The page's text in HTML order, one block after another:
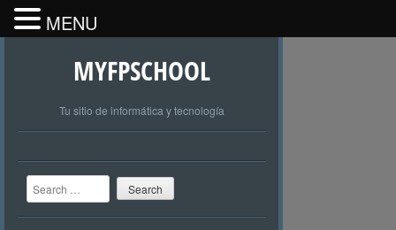
MYFPSCHOOL
Tu sitio de informática y tecnología
Search
MENU